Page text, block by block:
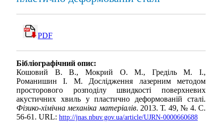
PDF
Бібліографічний опис:
Кошовий В. В., Мокрий О. М., Греділь М. І.,
Романишин І. М. Дослідження лазерним методом
просторового розподілу швидкості поверхневих
акустичних хвиль у пластично деформованій сталі.
Фізико-хімічна механіка матеріалів. 2013. Т. 49, № 4. С.
56-61. URL: http://jnas.nbuv.gov.ua/article/UJRN-0000660688